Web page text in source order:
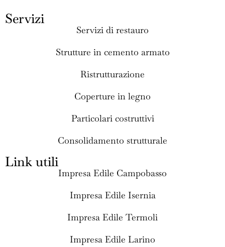
Servizi
Servizi di restauro
Strutture in cemento armato
Ristrutturazione
Coperture in legno
Particolari costruttivi
Consolidamento strutturale
Link utili
Impresa Edile Campobasso
Impresa Edile Isernia
Impresa Edile Termoli
Impresa Edile Larino